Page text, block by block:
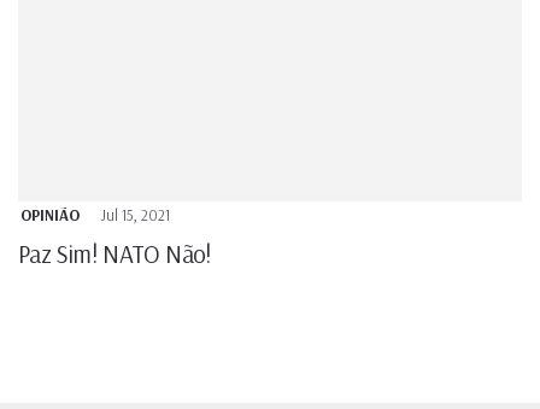
OPINIÃO Jul 15, 2021
Paz Sim! NATO Não!